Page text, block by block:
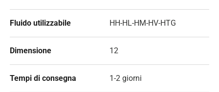
Fluido utilizzabile HH-HL-HM-HV-HTG
Dimensione 12
Tempi di consegna 1-2 giorni